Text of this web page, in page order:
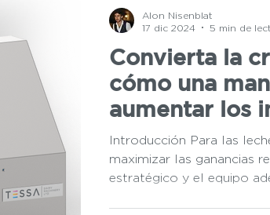
Convierta la
cómo una
aumentar los
pequeña
Introducción Para las
maximizar las ganancias
estratégico y el equipo
Alon Nisenblat
17 dic 2024
5 min de